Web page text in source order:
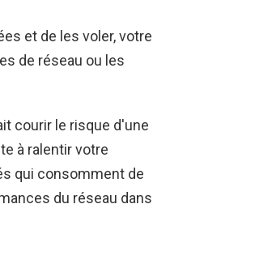
et de les voler, votre
de réseau ou les
courir le risque d'une
à ralentir votre
qui consomment de
du réseau dans